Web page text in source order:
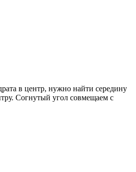
в центр, нужно найти середину
Согнутый угол совмещаем с